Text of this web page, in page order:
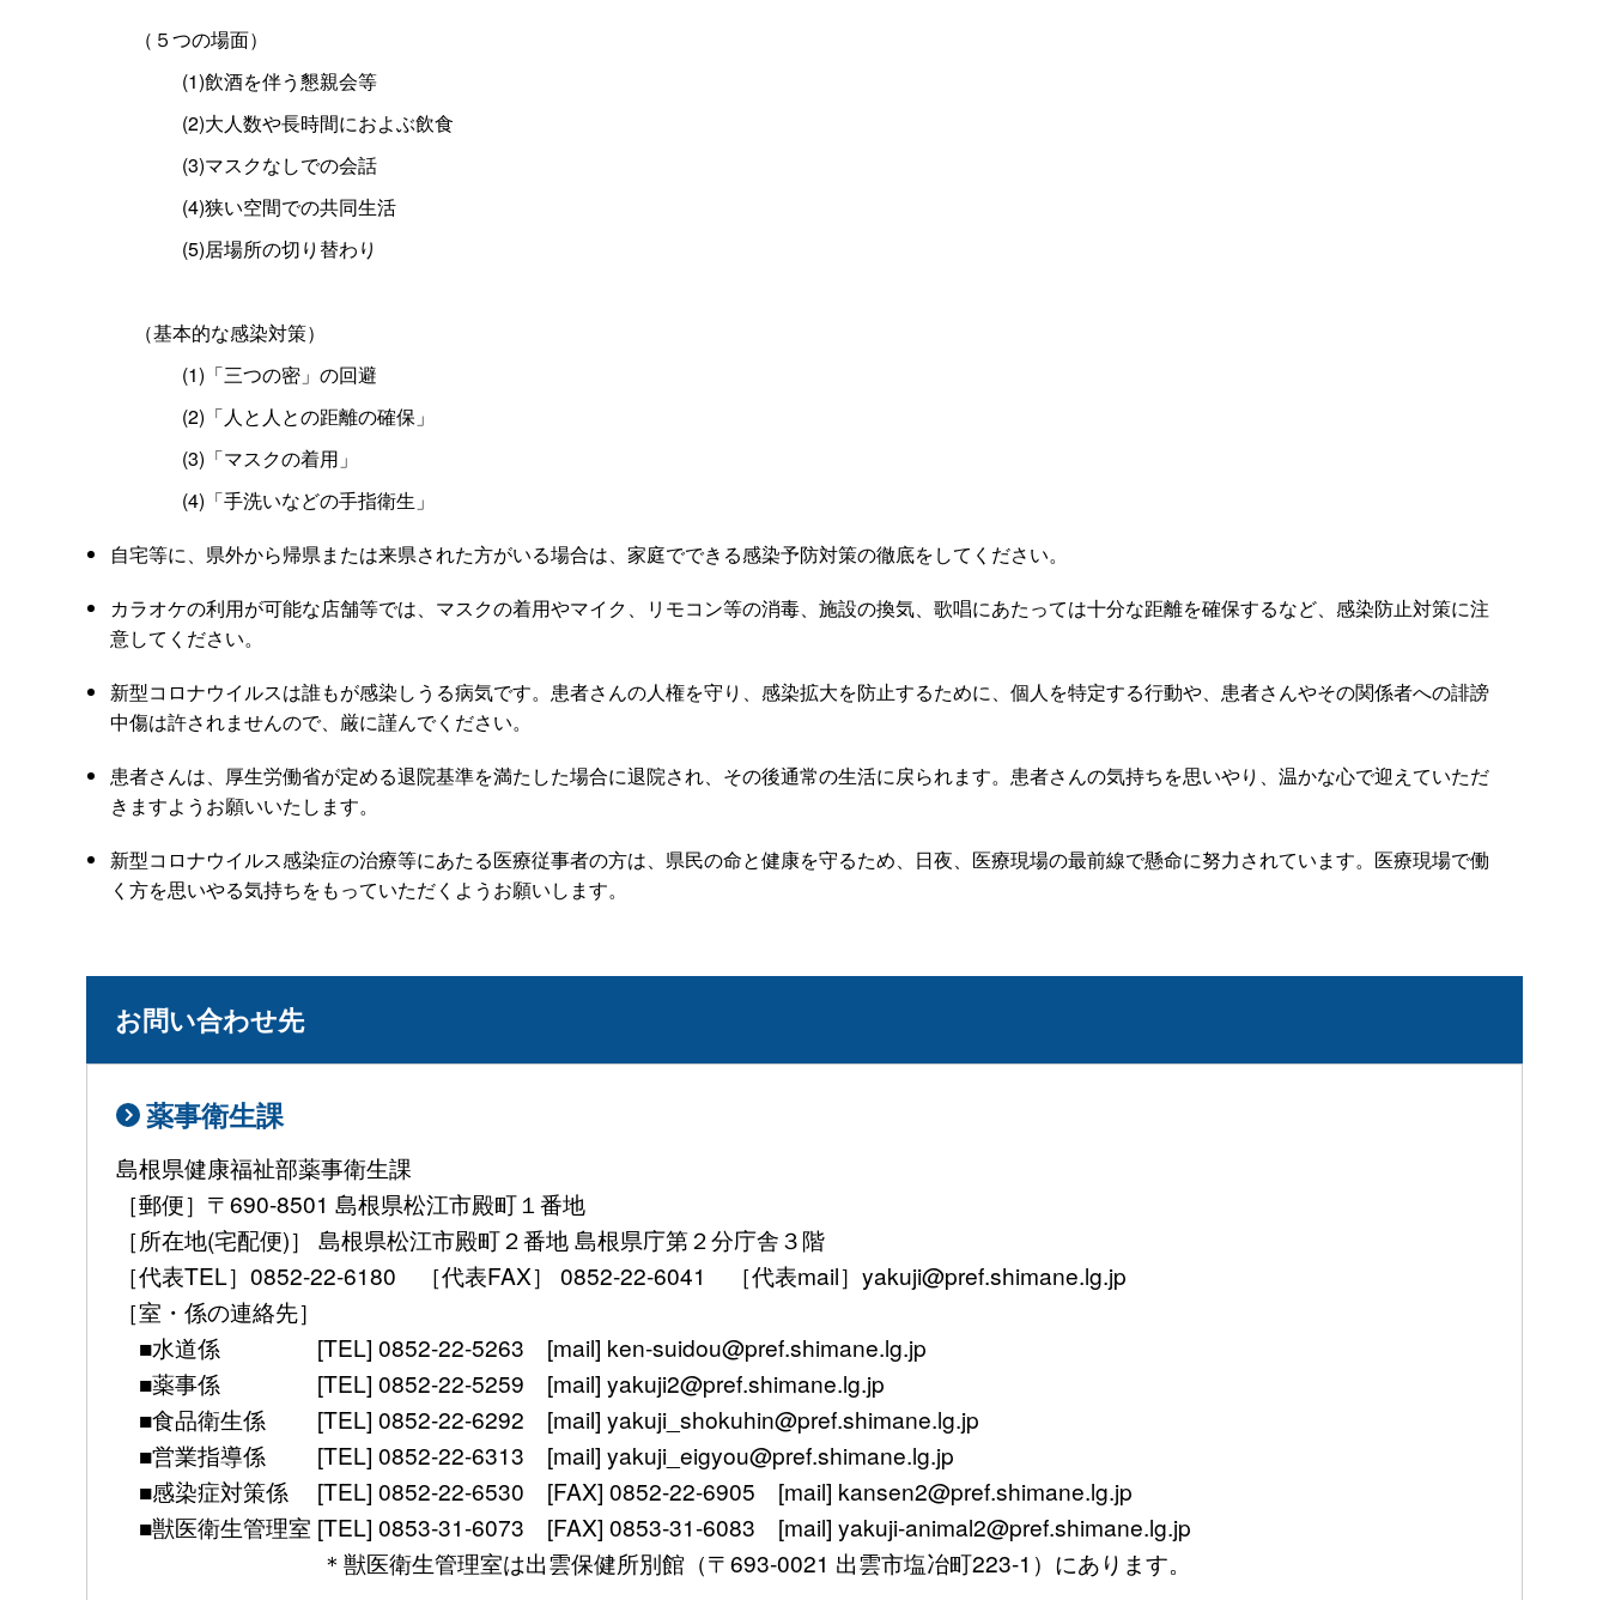
（５つの場面）
(1)飲酒を伴う懇親会等
(2)大人数や長時間におよぶ飲食
(3)マスクなしでの会話
(4)狭い空間での共同生活
(5)居場所の切り替わり
（基本的な感染対策）
(1)「三つの密」の回避
(2)「人と人との距離の確保」
(3)「マスクの着用」
(4)「手洗いなどの手指衛生」
自宅等に、県外から帰県または来県された方がいる場合は、家庭でできる感染予防対策の徹底をしてください。
カラオケの利用が可能な店舗等では、マスクの着用やマイク、リモコン等の消毒、施設の換気、歌唱にあたっては十分な距離を確保するなど、感染防止対策に注
意してください。
新型コロナウイルスは誰もが感染しうる病気です。患者さんの人権を守り、感染拡大を防止するために、個人を特定する行動や、患者さんやその関係者への誹謗
中傷は許されませんので、厳に謹んでください。
患者さんは、厚生労働省が定める退院基準を満たした場合に退院され、その後通常の生活に戻られます。患者さんの気持ちを思いやり、温かな心で迎えていただ
きますようお願いいたします。
新型コロナウイルス感染症の治療等にあたる医療従事者の方は、県民の命と健康を守るため、日夜、医療現場の最前線で懸命に努力されています。医療現場で働
く方を思いやる気持ちをもっていただくようお願いします。
お問い合わせ先
薬事衛生課
島根県健康福祉部薬事衛生課
［郵便］〒690-8501 島根県松江市殿町１番地
［所在地(宅配便)］ 島根県松江市殿町２番地 島根県庁第２分庁舎３階
［代表TEL］0852-22-6180 ［代表FAX］ 0852-22-6041 ［代表mail］yakuji@pref.shimane.lg.jp
［室・係の連絡先］
■水道係 [TEL] 0852-22-5263 [mail] ken-suidou@pref.shimane.lg.jp
■薬事係 [TEL] 0852-22-5259 [mail] yakuji2@pref.shimane.lg.jp
■食品衛生係 [TEL] 0852-22-6292 [mail] yakuji_shokuhin@pref.shimane.lg.jp
■営業指導係 [TEL] 0852-22-6313 [mail] yakuji_eigyou@pref.shimane.lg.jp
■感染症対策係 [TEL] 0852-22-6530 [FAX] 0852-22-6905 [mail] kansen2@pref.shimane.lg.jp
■獣医衛生管理室 [TEL] 0853-31-6073 [FAX] 0853-31-6083 [mail] yakuji-animal2@pref.shimane.lg.jp
＊獣医衛生管理室は出雲保健所別館（〒693-0021 出雲市塩冶町223-1）にあります。